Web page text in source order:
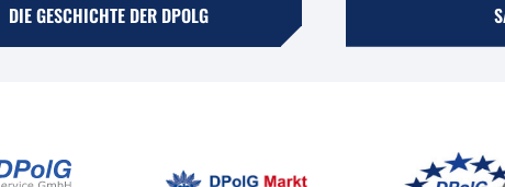
DIE GESCHICHTE DER DPOLG